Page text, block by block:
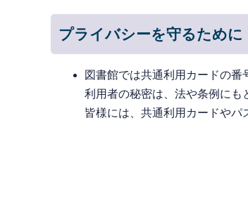
プライバシーを守るために
図書館では共通利用カードの番
利用者の秘密は、法や条例にも
皆様には、共通利用カードやパ